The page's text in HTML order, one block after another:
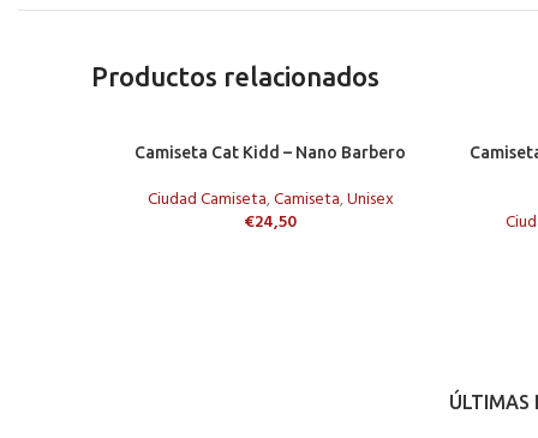
Productos relacionados
AÑADIR AL CARRITO
Camiseta Cat Kidd – Nano Barbero
Ciudad Camiseta,Camiseta,Unisex
€24,50
AÑADIR
ÚLTIMAS